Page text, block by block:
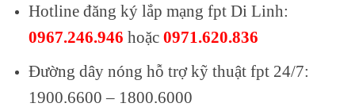
Hotline đăng ký lắp mạng fpt Di Linh:
0967.246.946 hoặc 0971.620.836
Đường dây nóng hỗ trợ kỹ thuật fpt 24/7:
1900.6600 – 1800.6000